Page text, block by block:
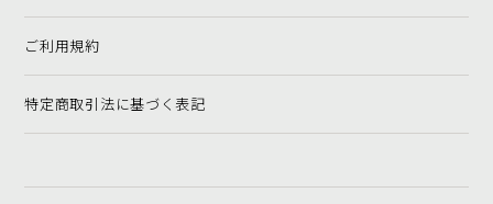
ご利用規約
特定商取引法に基づく表記